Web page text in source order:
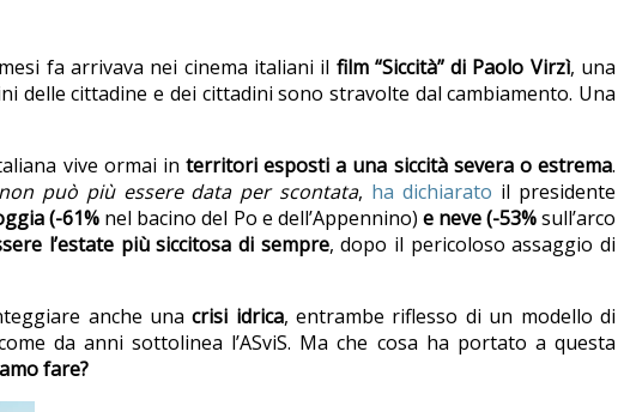
fa arrivava nei cinema italiani il film “Siccità” di Paolo Virzì, una
delle cittadine e dei cittadini sono stravolte dal cambiamento. Una
vive ormai interritori esposti a una siccità severa o estrema.
può più essere data per scontata, ha dichiarato il presidente
(-61% nel bacino del Po e dell’Appennino) e neve (-53%sull’arco
l’estate più siccitosa di sempre, dopo il pericoloso assaggio di
anche unacrisi idrica, entrambe riflesso di un modello di
da anni sottolinea l’ASviS. Ma che cosa ha portato a questa
fare?